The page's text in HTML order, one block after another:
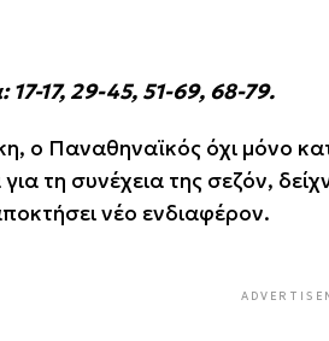
17-17, 29-45, 51-69, 68-79.
ο Παναθηναϊκός όχι μόνο
τη συνέχεια της σεζόν,
νέο ενδιαφέρον.